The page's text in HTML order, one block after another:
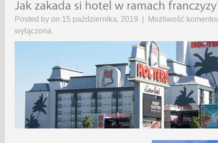
Posted by on 15 października, 2019 | Możliwość
wyłączona